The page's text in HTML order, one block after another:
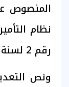
نظام
رقم 2 لسنة 2018.
ونص